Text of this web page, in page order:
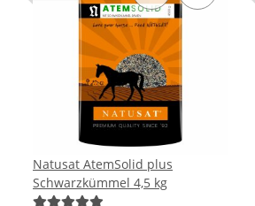
Natusat AtemSolid plus
Schwarzkümmel 4,5 kg